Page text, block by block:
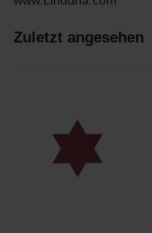
Zuletzt angesehen